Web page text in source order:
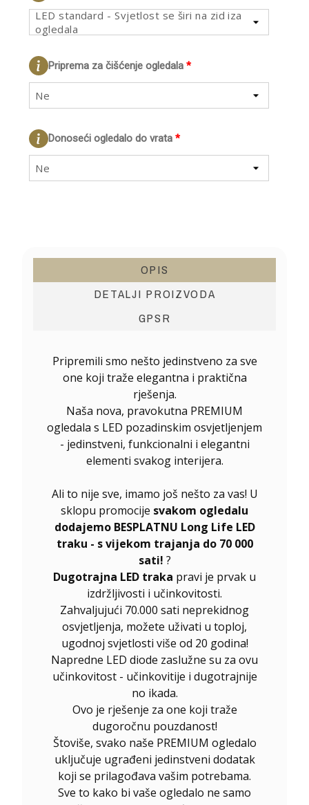
LED standard - Svjetlost se širi na zid iza
ogledala
*
Priprema za čišćenje ogledala
Ne
*
Donoseći ogledalo do vrata
Ne
OPIS
DETALJI PROIZVODA
GPSR
Pripremili smo nešto jedinstveno za sve
one koji traže elegantna i praktična
rješenja.
Naša nova, pravokutna PREMIUM
ogledala s LED pozadinskim osvjetljenjem
- jedinstveni, funkcionalni i elegantni
elementi svakog interijera.
Ali to nije sve, imamo još nešto za vas! U
sklopu promocije svakom ogledalu
dodajemo BESPLATNU Long Life LED
traku - s vijekom trajanja do 70 000
sati! ?
Dugotrajna LED traka pravi je prvak u
izdržljivosti i učinkovitosti.
Zahvaljujući 70.000 sati neprekidnog
osvjetljenja, možete uživati u toploj,
ugodnoj svjetlosti više od 20 godina!
Napredne LED diode zaslužne su za ovu
učinkovitost - učinkovitije i dugotrajnije
no ikada.
Ovo je rješenje za one koji traže
dugoročnu pouzdanost!
Štoviše, svako naše PREMIUM ogledalo
uključuje ugrađeni jedinstveni dodatak
koji se prilagođava vašim potrebama.
Sve to kako bi vaše ogledalo ne samo